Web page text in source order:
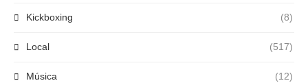
Kickboxing (8)
Local (517)
Música (12)